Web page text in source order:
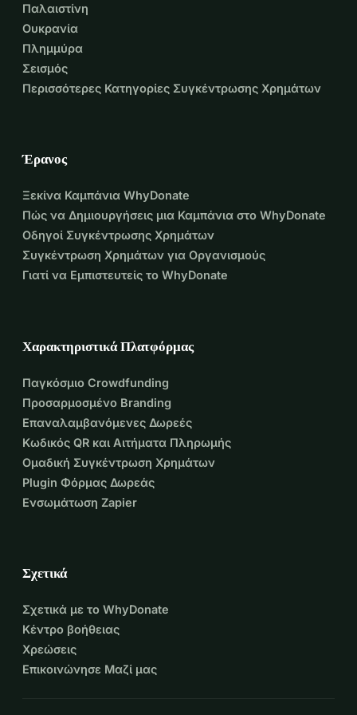
Παλαιστίνη
Ουκρανία
Πλημμύρα
Σεισμός
Περισσότερες Κατηγορίες Συγκέντρωσης Χρημάτων
Έρανος
Ξεκίνα Καμπάνια WhyDonate
Πώς να Δημιουργήσεις μια Καμπάνια στο WhyDonate
Οδηγοί Συγκέντρωσης Χρημάτων
Συγκέντρωση Χρημάτων για Οργανισμούς
Γιατί να Εμπιστευτείς το WhyDonate
Χαρακτηριστικά Πλατφόρμας
Παγκόσμιο Crowdfunding
Προσαρμοσμένο Branding
Επαναλαμβανόμενες Δωρεές
Κωδικός QR και Αιτήματα Πληρωμής
Ομαδική Συγκέντρωση Χρημάτων
Plugin Φόρμας Δωρεάς
Ενσωμάτωση Zapier
Σχετικά
Σχετικά με το WhyDonate
Κέντρο βοήθειας
Χρεώσεις
Επικοινώνησε Μαζί μας